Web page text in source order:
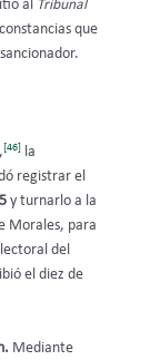
al
Tribunal
que
[46]
la
registrar el
y turnarlo a la
Morales, para
del
el diez de
Mediante